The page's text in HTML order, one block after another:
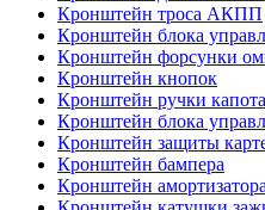
Кронштейн троса АКПП
Кронштейн блока
Кронштейн форсунки
Кронштейн кнопок
Кронштейн ручки капота
Кронштейн блока
Кронштейн защиты
Кронштейн бампера
Кронштейн амортизатора